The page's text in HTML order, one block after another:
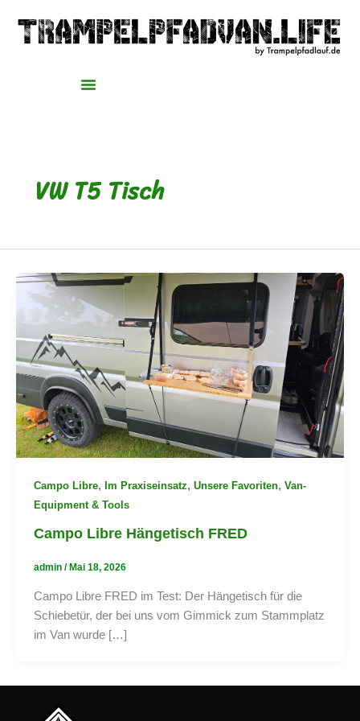
Inhalt
springen
VW T5 Tisch
Campo Libre, Im Praxiseinsatz, Unsere Favoriten, Van-
Equipment & Tools
Campo Libre Hängetisch FRED
admin / Mai 18, 2026
Campo Libre FRED im Test: Der Hängetisch für die
Schiebetür, der bei uns vom Gimmick zum Stammplatz
im Van wurde […]